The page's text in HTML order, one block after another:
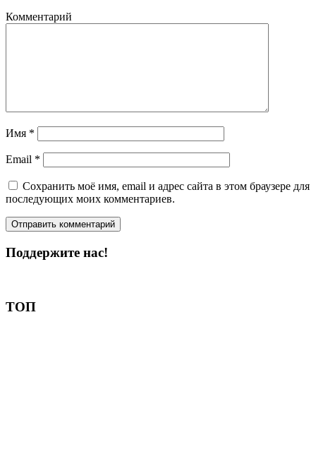
Комментарий
Имя *
Email *
Сохранить моё имя, email и адрес сайта в этом браузере для
последующих моих комментариев.
Поддержите нас!
ТОП